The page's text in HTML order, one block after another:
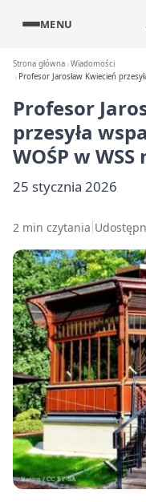
MENU
Strona główna Wiadomości
Profesor Jarosław Kwiecień
Profesor
przesyła
WOŚP w WSS
25 stycznia 2026
2 min czytania